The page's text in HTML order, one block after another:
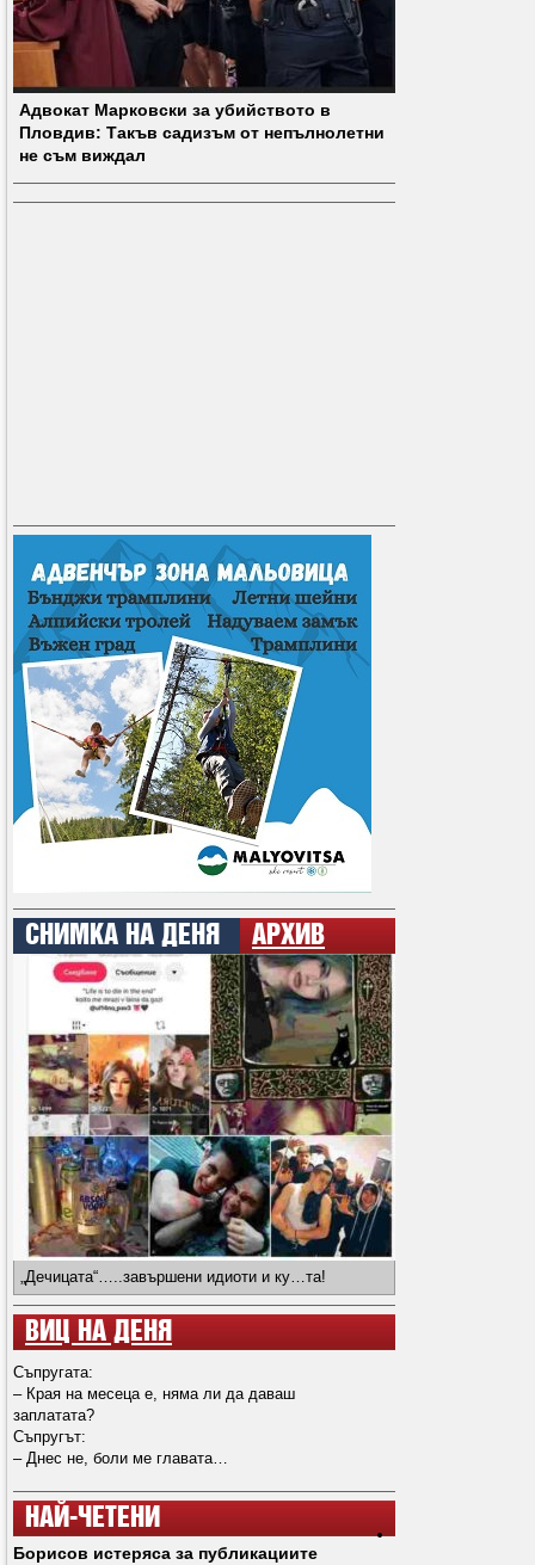
Адвокат Марковски за убийството в
Пловдив: Такъв садизъм от непълнолетни
не съм виждал
СНИМКА НА ДЕНЯ АРХИВ
„Дечицата“…..завършени идиоти и ку…та!
ВИЦ НА ДЕНЯ
Съпругата:
– Края на месеца е, няма ли да даваш
заплатата?
Съпругът:
– Днес не, боли ме главата…
НАЙ-ЧЕТЕНИ
Борисов истеряса за публикациите